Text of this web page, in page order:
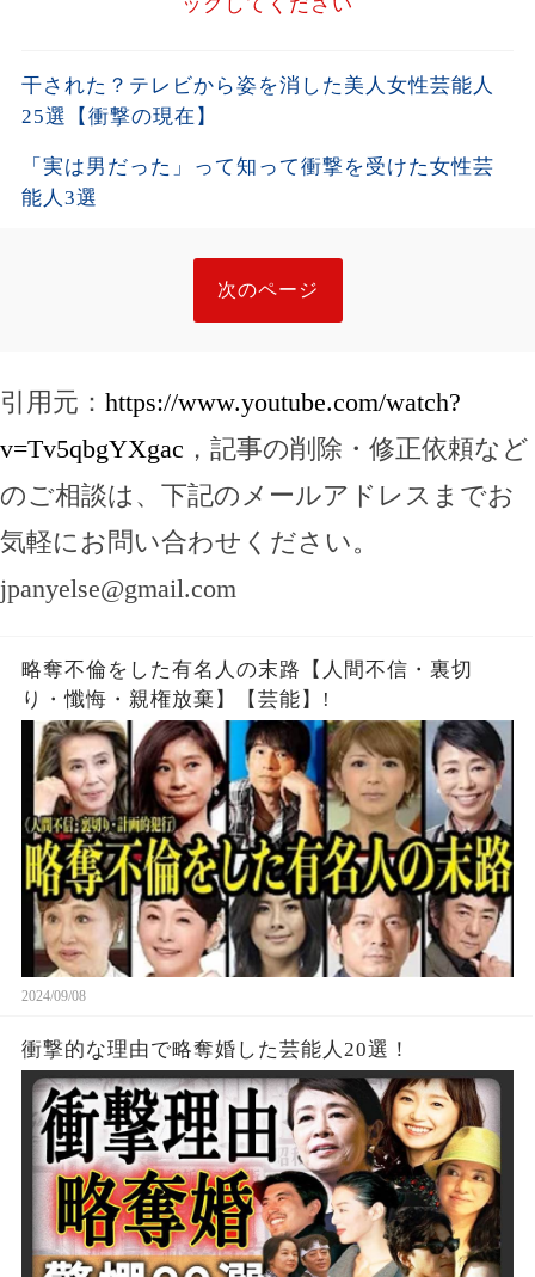
干された？テレビから姿を消した美人女性芸能人
25選【衝撃の現在】
「実は男だった」って知って衝撃を受けた女性芸
能人3選
次のページ
引用元： https://www.youtube.com/watch?
v=Tv5qbgYXgac ，記事の削除・修正依頼など
のご相談は、下記のメールアドレスまでお
気軽にお問い合わせください。
jpanyelse@gmail.com
略奪不倫をした有名人の末路【人間不信・裏切
り・懺悔・親権放棄】【芸能】!
2024/09/08
衝撃的な理由で略奪婚した芸能人20選！